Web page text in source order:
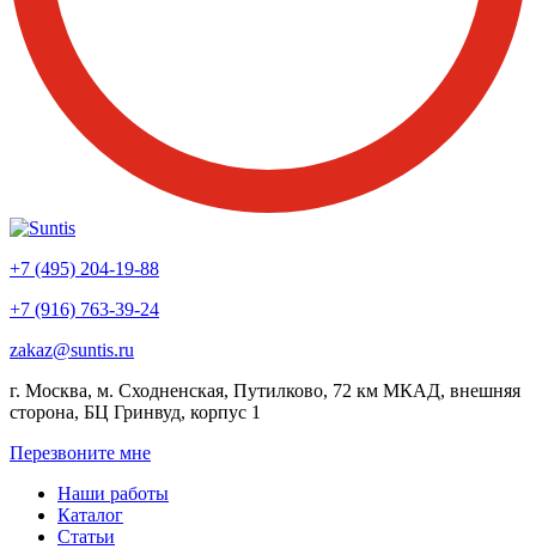
+7 (495) 204-19-88
+7 (916) 763-39-24
zakaz@suntis.ru
г. Москва, м. Сходненская, Путилково, 72 км МКАД, внешняя
сторона, БЦ Гринвуд, корпус 1
Перезвоните мне
Наши работы
Каталог
Статьи